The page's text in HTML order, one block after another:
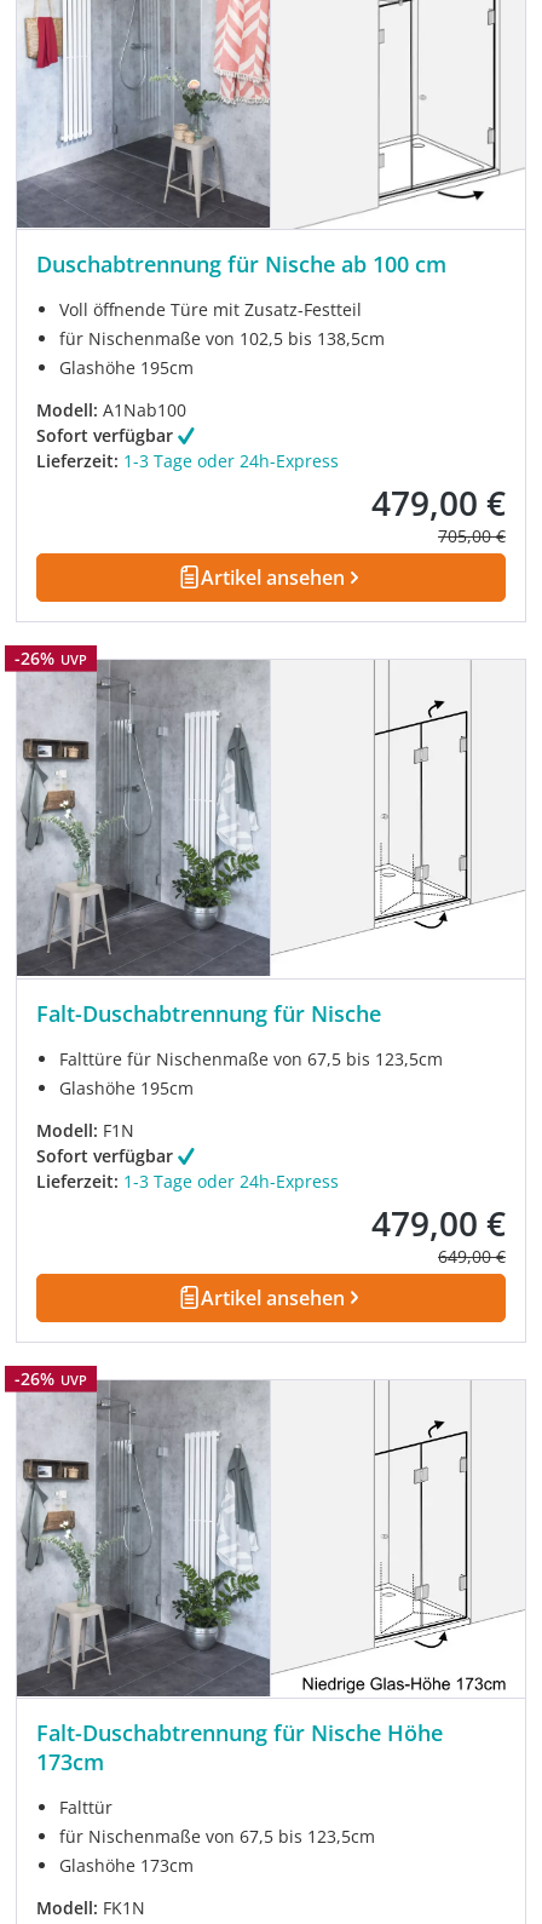
Duschabtrennung für Nische ab 100 cm
Voll öffnende Türe mit Zusatz-Festteil
für Nischenmaße von 102,5 bis 138,5cm
Glashöhe 195cm
Modell: A1Nab100
Sofort verfügbar
Lieferzeit: 1-3 Tage oder 24h-Express
Verkaufspreis:
479,00 €
Regulärer
705,00 €
Artikel ansehen
Rabatt
-26% UVP
Falt-Duschabtrennung für Nische
Falttüre für Nischenmaße von 67,5 bis 123,5cm
Glashöhe 195cm
Modell: F1N
Sofort verfügbar
Lieferzeit: 1-3 Tage oder 24h-Express
Verkaufspreis:
479,00 €
Regulärer
649,00 €
Artikel ansehen
Rabatt
-26% UVP
Falt-Duschabtrennung für Nische Höhe
173cm
Falttür
für Nischenmaße von 67,5 bis 123,5cm
Glashöhe 173cm
Modell: FK1N